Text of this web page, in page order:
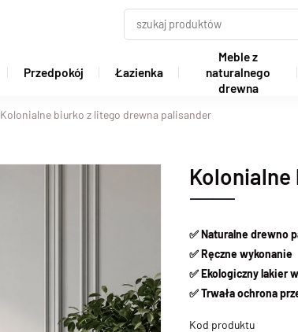
Przedpokój Łazienka
Meble z
naturalnego
drewna
Kolonialne biurko z litego drewna palisander
✅Naturalne drewno
✅Ręczne wykonanie
✅Ekologiczny lakier
✅Trwała ochrona
Kod produktu